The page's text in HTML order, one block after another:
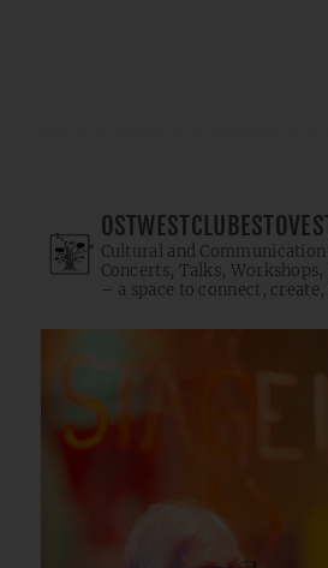
Cultural and
Concerts, Talks,
– a space to connect,